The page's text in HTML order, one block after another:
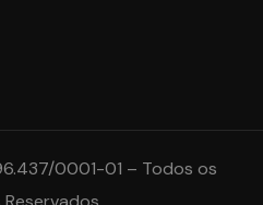
0001-01 – Todos os